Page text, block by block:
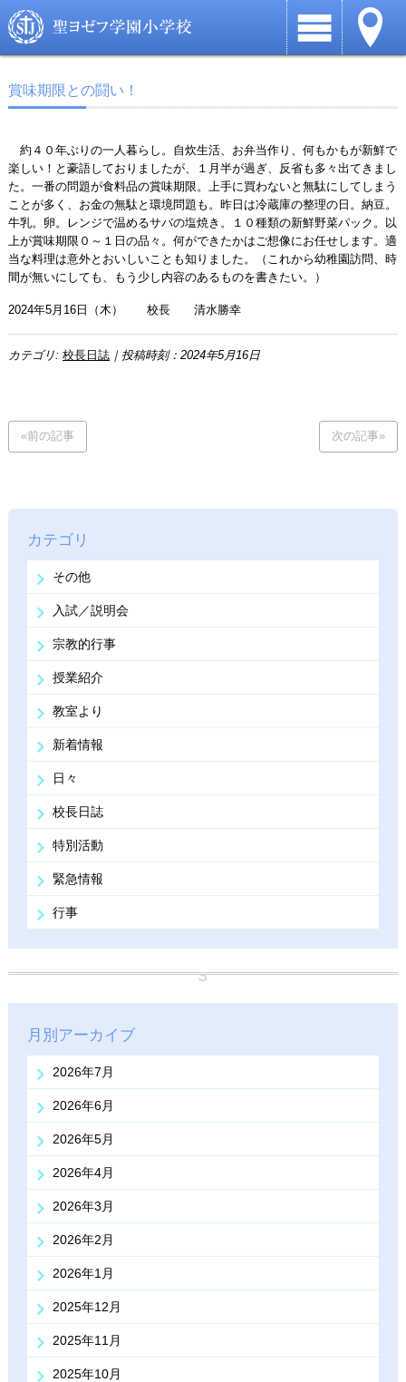
賞味期限との闘い！
約４０年ぶりの一人暮らし。自炊生活、お弁当作り、何もかもが新鮮で
楽しい！と豪語しておりましたが、１月半が過ぎ、反省も多々出てきまし
た。一番の問題が食料品の賞味期限。上手に買わないと無駄にしてしまう
ことが多く、お金の無駄と環境問題も。昨日は冷蔵庫の整理の日。納豆。
牛乳。卵。レンジで温めるサバの塩焼き。１０種類の新鮮野菜パック。以
上が賞味期限０～１日の品々。何ができたかはご想像にお任せします。適
当な料理は意外とおいしいことも知りました。（これから幼稚園訪問、時
間が無いにしても、もう少し内容のあるものを書きたい。）
2024年5月16日（木） 校長 清水勝幸
カテゴリ: 校長日誌｜投稿時刻：2024年5月16日
«前の記事 次の記事»
カテゴリ
その他
入試／説明会
宗教的行事
授業紹介
教室より
新着情報
日々
校長日誌
特別活動
緊急情報
行事
月別アーカイブ
2026年7月
2026年6月
2026年5月
2026年4月
2026年3月
2026年2月
2026年1月
2025年12月
2025年11月
2025年10月